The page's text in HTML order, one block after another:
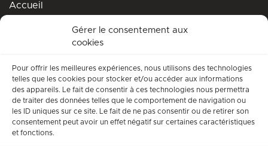
Gérer le consentement aux
cookies
Pour offrir les meilleures expériences, nous utilisons des technologies
telles que les cookies pour stocker et/ou accéder aux informations
des appareils. Le fait de consentir à ces technologies nous permettra
de traiter des données telles que le comportement de navigation ou
les ID uniques sur ce site. Le fait de ne pas consentir ou de retirer son
consentement peut avoir un effet négatif sur certaines caractéristiques
et fonctions.
Accueil
Accompagnement spirituel
Qui suis-je ?
Conditions générales d’utilisation
Mentions légales